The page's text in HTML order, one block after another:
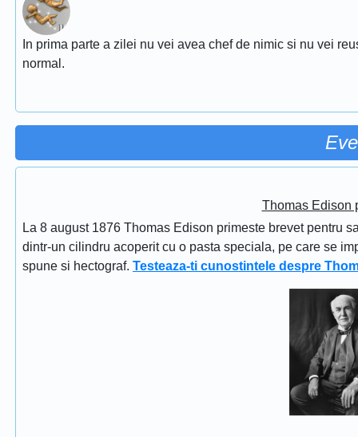
In prima parte a zilei nu vei avea chef de nimic si nu vei
normal.
Thomas Edison
La 8 august 1876 Thomas Edison primeste brevet pentru
dintr-un cilindru acoperit cu o pasta speciala, pe care se
spune si hectograf. Testeaza-ti cunostintele despre